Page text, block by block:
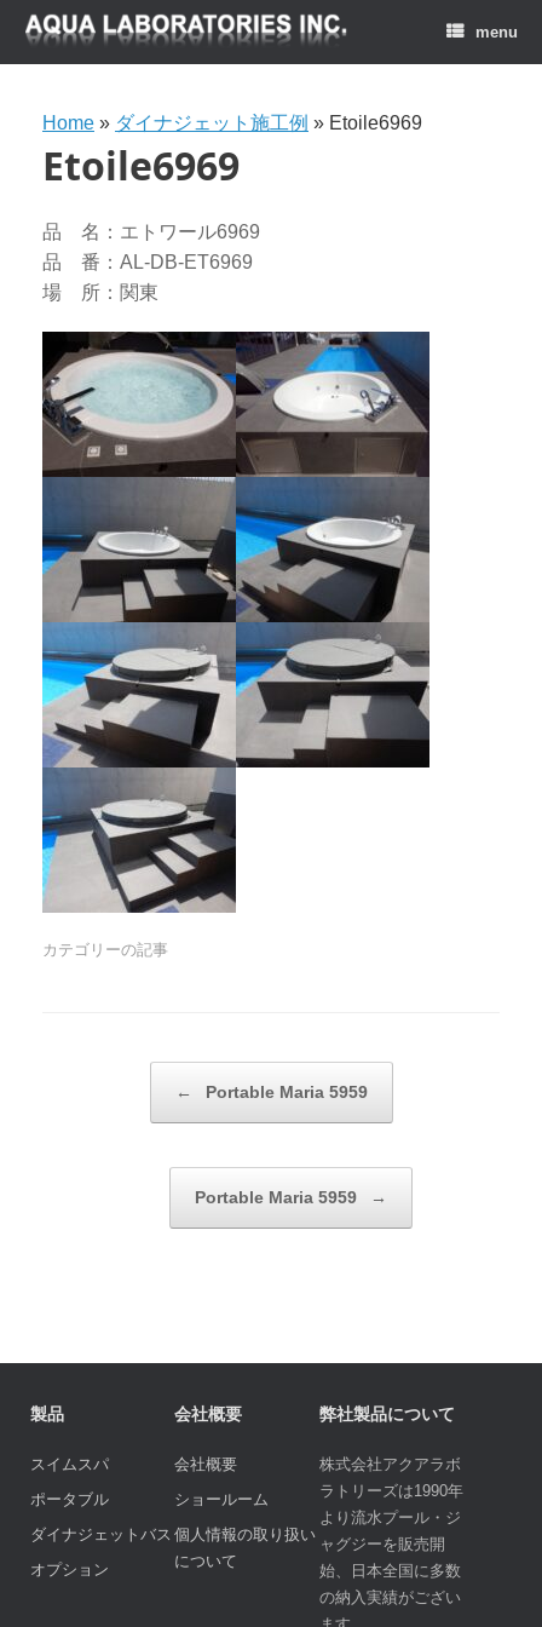
menu
Home » ダイナジェット施工例 » Etoile6969
Etoile6969
品 名：エトワール6969
品 番：AL-DB-ET6969
場 所：関東
カテゴリーの記事
投稿ナビゲーション
← Portable Maria 5959
Portable Maria 5959 →
製品
スイムスパ
ポータブル
ダイナジェットバス
オプション
会社概要
会社概要
ショールーム
個人情報の取り扱い
について
弊社製品について
株式会社アクアラボ
ラトリーズは1990年
より流水プール・ジ
ャグジーを販売開
始、日本全国に多数
の納入実績がござい
ます。